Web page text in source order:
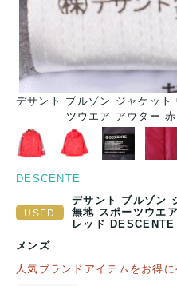
デサント ブルゾン ジャケッ
ツウエア アウター
DESCENTE
デサント ブルゾン
無地 スポーツウエ
レッド DESCENTE
メンズ
人気ブランドアイテムをお得